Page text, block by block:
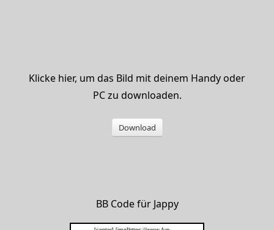
Klicke hier, um das Bild mit deinem Handy oder
PC zu downloaden.
Download
BB Code für Jappy